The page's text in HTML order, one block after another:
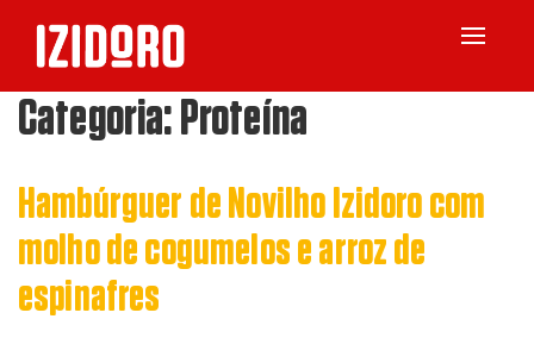
Toggle
Categoria: Proteína
Hambúrguer de Novilho Izidoro com
molho de cogumelos e arroz de
espinafres